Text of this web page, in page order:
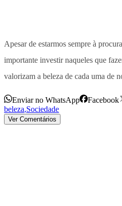
Apesar de estarmos sempre à
importante investir naqueles que
valorizam a beleza de cada uma de
Enviar no WhatsApp Facebook
beleza,Sociedade
Ver Comentários